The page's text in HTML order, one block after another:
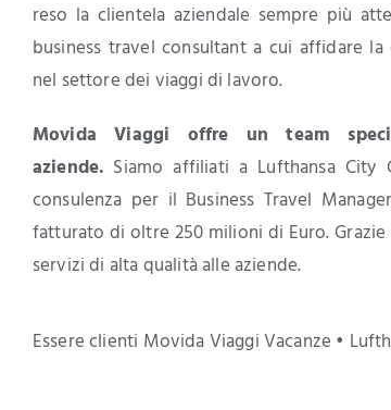
reso la clientela aziendale sempre più
business travel consultant a cui affidare
nel settore dei viaggi di lavoro.
Movida Viaggi offre un team
aziende. Siamo affiliati a Lufthansa City
consulenza per il Business Travel
fatturato di oltre 250 milioni di Euro.
servizi di alta qualità alle aziende.
Essere clienti Movida Viaggi Vacanze •